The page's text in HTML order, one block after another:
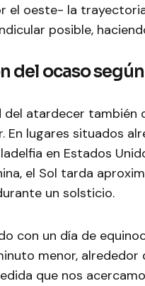
el oeste- la
posible,
del ocaso
del atardecer también
En lugares situados
en Estados
el Sol tarda
un solsticio.
con un día de
menor,
que nos